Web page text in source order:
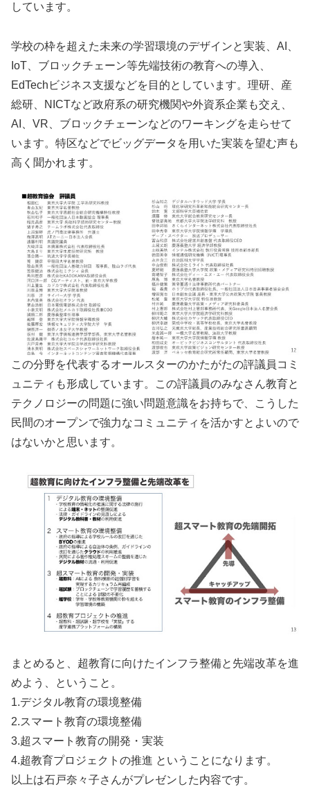
しています。
学校の枠を超えた未来の学習環境のデザインと実装、AI、
IoT、ブロックチェーン等先端技術の教育への導入、
EdTechビジネス支援などを目的としています。理研、産
総研、NICTなど政府系の研究機関や外資系企業も交え、
AI、VR、ブロックチェーンなどのワーキングを走らせて
います。特区などでビッグデータを用いた実装を望む声も
高く聞かれます。
この分野を代表するオールスターのかたがたの評議員コミ
ュニティも形成しています。この評議員のみなさん教育と
テクノロジーの問題に強い問題意識をお持ちで、こうした
民間のオープンで強力なコミュニティを活かすとよいので
はないかと思います。
まとめると、超教育に向けたインフラ整備と先端改革を進
めよう、ということ。
1.デジタル教育の環境整備
2.スマート教育の環境整備
3.超スマート教育の開発・実装
4.超教育プロジェクトの推進 ということになります。
以上は石戸奈々子さんがプレゼンした内容です。